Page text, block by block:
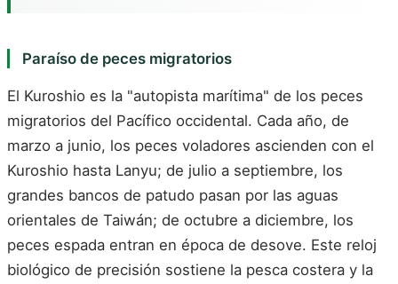
Paraíso de peces migratorios
El Kuroshio es la "autopista marítima" de los peces
migratorios del Pacífico occidental. Cada año, de
marzo a junio, los peces voladores ascienden con el
Kuroshio hasta Lanyu; de julio a septiembre, los
grandes bancos de patudo pasan por las aguas
orientales de Taiwán; de octubre a diciembre, los
peces espada entran en época de desove. Este reloj
biológico de precisión sostiene la pesca costera y la